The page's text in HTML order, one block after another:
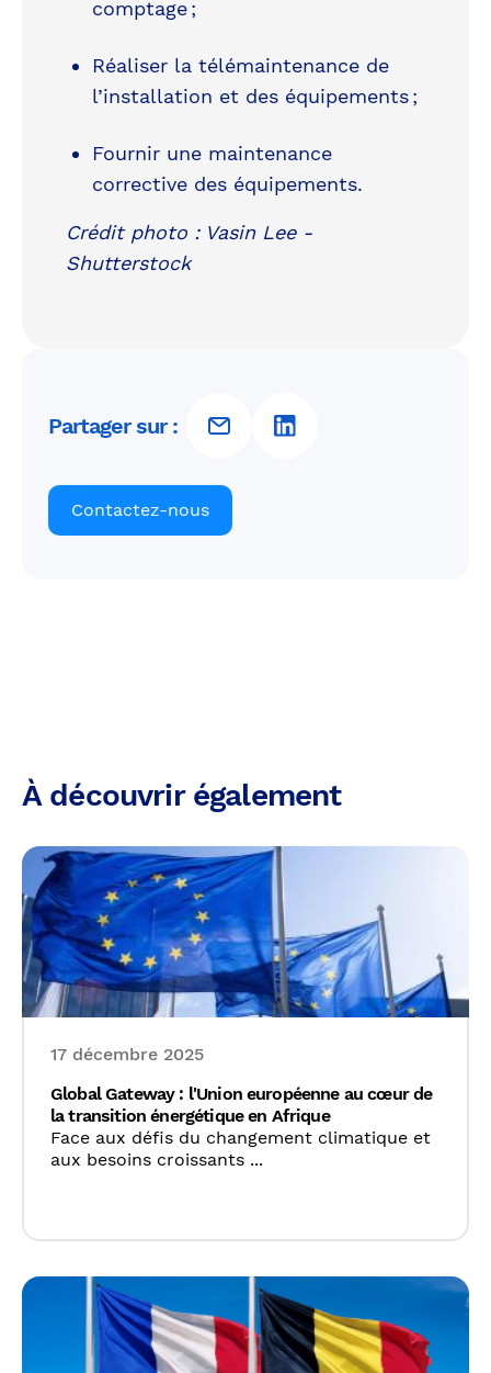
comptage ;
Réaliser la télémaintenance de
l’installation et des équipements ;
Fournir une maintenance
corrective des équipements.
Crédit photo : Vasin Lee -
Shutterstock
Partager sur :
Contactez-nous
À découvrir également
17 décembre 2025
Global Gateway : l'Union européenne au cœur de
la transition énergétique en Afrique
Face aux défis du changement climatique et
aux besoins croissants ...